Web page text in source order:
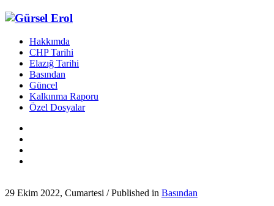
Hakkımda
CHP Tarihi
Elazığ Tarihi
Basından
Güncel
Kalkınma Raporu
Özel Dosyalar
29 Ekim 2022, Cumartesi /Published in Basından